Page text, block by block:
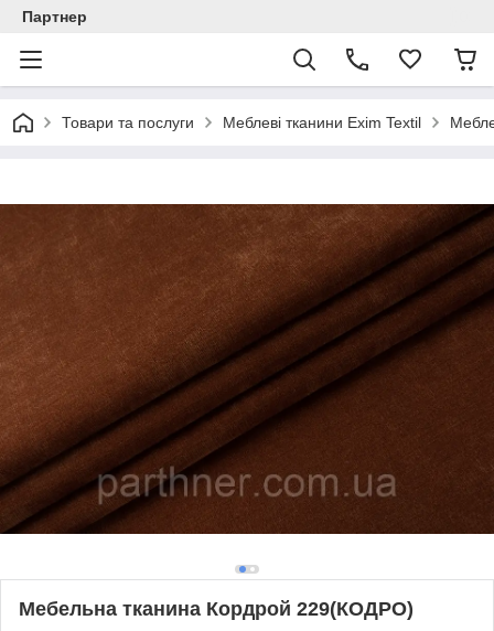
Партнер
Товари та послуги Меблеві тканини Exim Textil
Мебельна тканина Кордрой 229(КОДРО)